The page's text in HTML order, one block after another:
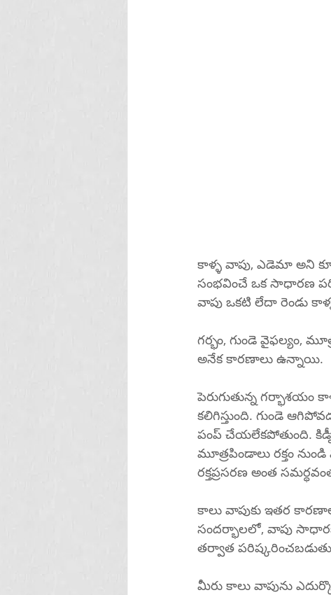
కాళ్ళ వాపు, ఎడెమా అని
సంభవించే ఒక సాధారణ
వాపు ఒకటి లేదా రెండు
గర్భం, గుండె వైఫల్యం,
అనేక కారణాలు ఉన్నాయి.
పెరుగుతున్న గర్భాశయం
కలిగిస్తుంది. గుండె
పంప్ చేయలేకపోతుంది.
మూత్రపిండాలు రక్తం
రక్తప్రసరణ అంత
కాలు వాపుకు ఇతర
సందర్భాలలో, వాపు
తర్వాత
మీరు కాలు వాపును